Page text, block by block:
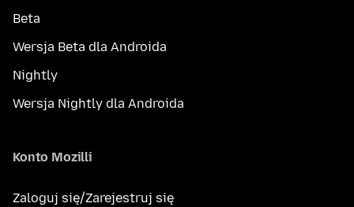
Beta
Wersja Beta dla Androida
Nightly
Wersja Nightly dla Androida
Konto Mozilli
Zaloguj się/Zarejestruj się